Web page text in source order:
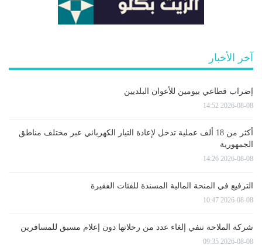
آخر الأخبار
إضراب قطاعي بيومين للأعوان البلديين
2026-08-08 14:52
أكثر من 18 ألف عملية تدخل لإعادة التيار الكهربائي عبر مختلف مناطق
الجمهورية
2026-08-08 14:26
الترفيع في المنحة المالية المسندة للفئات الفقيرة
2026-08-08 10:47
شركة الملاحة تنفي إلغاء عدد من رحلاتها دون إعلام مسبق للمسافرين
2026-08-08 09:35